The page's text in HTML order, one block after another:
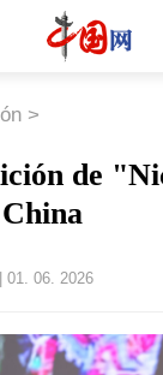
>
de
01. 06. 2026